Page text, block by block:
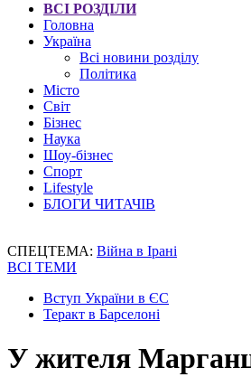
ВСІ РОЗДІЛИ
Головна
Україна
Всі новини розділу
Політика
Місто
Світ
Бізнес
Наука
Шоу-бізнес
Спорт
Lifestyle
БЛОГИ ЧИТАЧІВ
СПЕЦТЕМА: Війна в Ірані
ВСІ ТЕМИ
Вступ України в ЄС
Теракт в Барселоні
У жителя